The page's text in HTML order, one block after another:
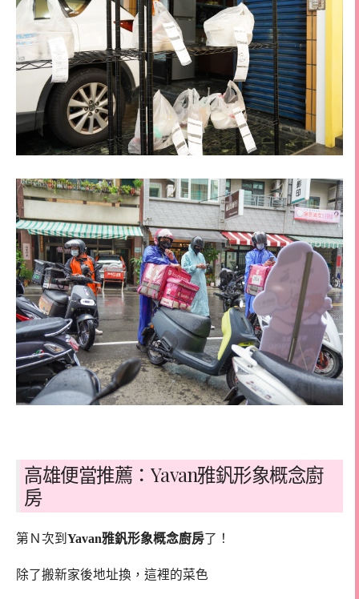
高雄便當推薦：Yavan雅釩形象概念廚
房
第Ｎ次到 Yavan雅釩形象概念廚房了！
除了搬新家後地址換，這裡的菜色